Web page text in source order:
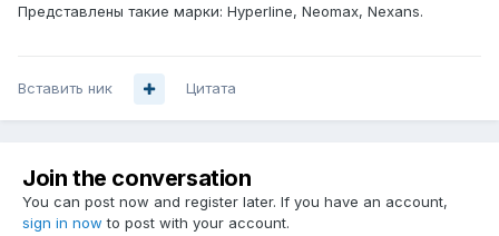
Представлены такие марки: Hyperline, Neomax, Nexans.
Вставить ник Цитата
Join the conversation
You can post now and register later. If you have an account,
sign in now to post with your account.